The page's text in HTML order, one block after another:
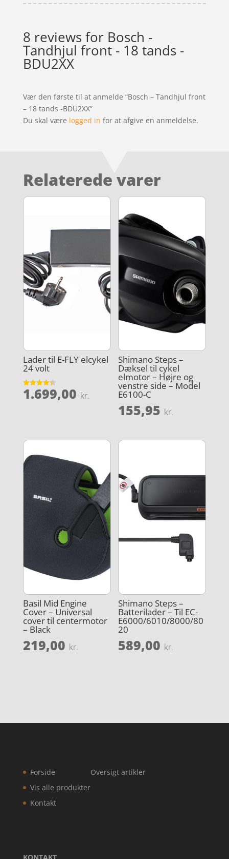
8 reviews for Bosch -
Tandhjul front - 18 tands -
BDU2XX
Vær den første til at anmelde “Bosch – Tandhjul front
– 18 tands -BDU2XX”
Du skal være logged in for at afgive en anmeldelse.
Relaterede varer
Lader til E-FLY elcykel
24 volt
Vurderet
4.4
1.699,00 kr.
Shimano Steps –
Dæksel til cykel
elmotor – Højre og
venstre side – Model
E6100-C
155,95 kr.
Basil Mid Engine
Cover – Universal
cover til centermotor
– Black
219,00 kr.
Shimano Steps –
Batterilader – Til EC-
E6000/6010/8000/80
20
589,00 kr.
Forside
Vis alle produkter
Kontakt
Oversigt artikler
KONTAKT